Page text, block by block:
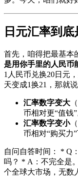
日元汇率到底
首先，咱得把最基本
是用你手里的人民币
1人民币兑换20日元
天变成1换21，那就
汇率数字变大
币相对更“值钱”
汇率数字变小
币相对“购买力”
自问自答时间： * Q
吗？ * A：不完全是
个全球大市场，无数